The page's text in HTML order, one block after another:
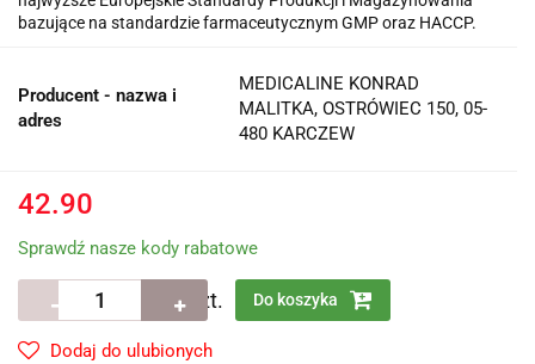
bazujące na standardzie farmaceutycznym GMP oraz HACCP.
Producent - nazwa i
adres
MEDICALINE KONRAD
MALITKA, OSTRÓWIEC 150, 05-
480 KARCZEW
42.90
Sprawdź nasze kody rabatowe
szt. Do koszyka
Dodaj do ulubionych